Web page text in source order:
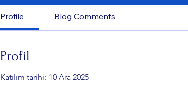
Profile Blog Comments
Profil
Katılım tarihi: 10 Ara 2025